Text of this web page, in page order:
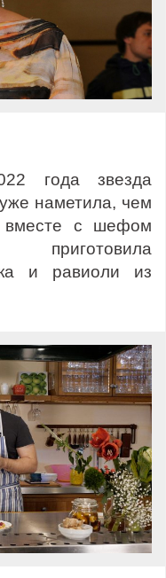
года звезда
наметила, чем
вместе с шефом
и равиоли из